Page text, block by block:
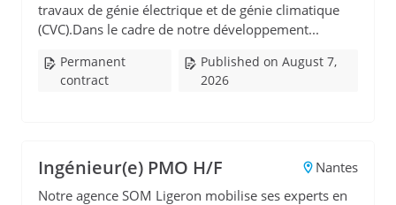
travaux de génie électrique et de génie climatique
(CVC).Dans le cadre de notre développement...
Permanent
contract
Published on August 7,
2026
Ingénieur(e) PMO H/F
Nantes
Notre agence SOM Ligeron mobilise ses experts en